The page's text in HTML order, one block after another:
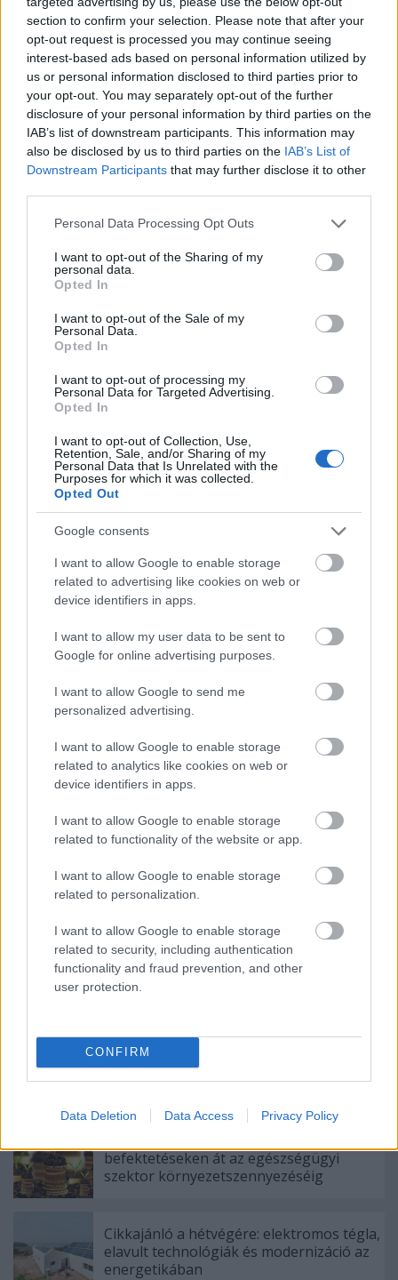
section to confirm your selection. Please note that after your
opt-out request is processed you may continue seeing
interest-based ads based on personal information utilized by
us or personal information disclosed to third parties prior to
your opt-out. You may separately opt-out of the further
disclosure of your personal information by third parties on the
IAB’s list of downstream participants. This information may
also be disclosed by us to third parties on the IAB’s List of
Downstream Participants that may further disclose it to other
Please note that this website/app uses one or more Google
not limited to your visit or usage behaviour. You may click to
grant or deny consent to Google and its third-party tags to
use your data for below specified purposes in below Google
consent section.
Personal Data Processing Opt Outs
I want to opt-out of the Sharing of my
personal data.
Opted In
I want to opt-out of the Sale of my
Personal Data.
Opted In
I want to opt-out of processing my
Personal Data for Targeted Advertising.
Opted In
I want to opt-out of Collection, Use,
Retention, Sale, and/or Sharing of my
Personal Data that Is Unrelated with the
Purposes for which it was collected.
Opted Out
Google consents
I want to allow Google to enable storage
related to advertising like cookies on web or
device identifiers in apps.
I want to allow my user data to be sent to
Google for online advertising purposes.
I want to allow Google to send me
personalized advertising.
I want to allow Google to enable storage
related to analytics like cookies on web or
device identifiers in apps.
I want to allow Google to enable storage
related to functionality of the website or app.
I want to allow Google to enable storage
related to personalization.
I want to allow Google to enable storage
related to security, including authentication
functionality and fraud prevention, and other
user protection.
CONFIRM
Data Deletion Data Access Privacy Policy
mindent meg kell változtatni, ki kell iktatni a fosszilis
tüzelőanyagokat a civilizációnkból. Olyan nehéz ez,
hogy az elmúlt huszonöt évben, amióta a
klímatárgyalások folynak, nem sikerült érdemleges
eredményt elérni, a világ üvegházgáz-kibocsátása
egyre nő.
Csak hát időközben kifutottunk az időből. Itt
Párizsban december elején kabát nélkül
sétálhatunk, idén Magyarország is
megtapasztalhatta a szíriai klímamenekültek
áradatát, és Délkelet-Ázsia fuldoklik a soha nem
Obama nyitóbeszédében mondta: “Mi vagyunk az
első generáció, amelyik érzi a klímaváltozás
hatásait, és az utolsó, amelyik tehet is valamit
ellene”. Ezért vagyunk itt, és bár a klímatárgyalások
folyamata, a kicsinyes huzakodás és gyalázatos
kompromisszumok egyszerre szánalmasak és
frusztrálóak, ennél jobb fegyvert az emberiség
egyelőre nem tudott felmutatni.
Az első nap nagyívű, lelkesítő, de jórészt
kiszámítható beszédeket hozott a világ vezetőitől.
Ezek nem a tartalmuk miatt fontosak, hanem a
beszélők személye miatt: egyetlen napon a világ
szinte összes vezetője eljött, Obama, XI Jinping,
Putyin, Merkel, és még sorolhatnám.
Magyarországot (csak) Áder János képviselte, az ő
szerepvállalása dicséretes és tiszteletre méltó, bár
nyilván ha a magyar politikának is annyira fontos
lenne a klímaváltozás, mint az amerikaiaknak, vagy
a kínaiaknak (stb.), akkor Orbán Viktor beszélt volna
A technikai tárgyalások kisebb szakcsoportokba
tagozódva már hétfő este megkezdődtek, és kedden
befogadni, ilyen címekkel, mind "ADP contact group
on agenda item 3.”, és hasonlók. De ezekről majd a
későbbiekben.
A kép forrása: www.lifeblazing.com
Címkék:klímapolitika
befektetéseken át az egészségügyi
szektor környezetszennyezéséig
Cikkajánló a hétvégére: elektromos tégla,
elavult technológiák és modernizáció az
energetikában